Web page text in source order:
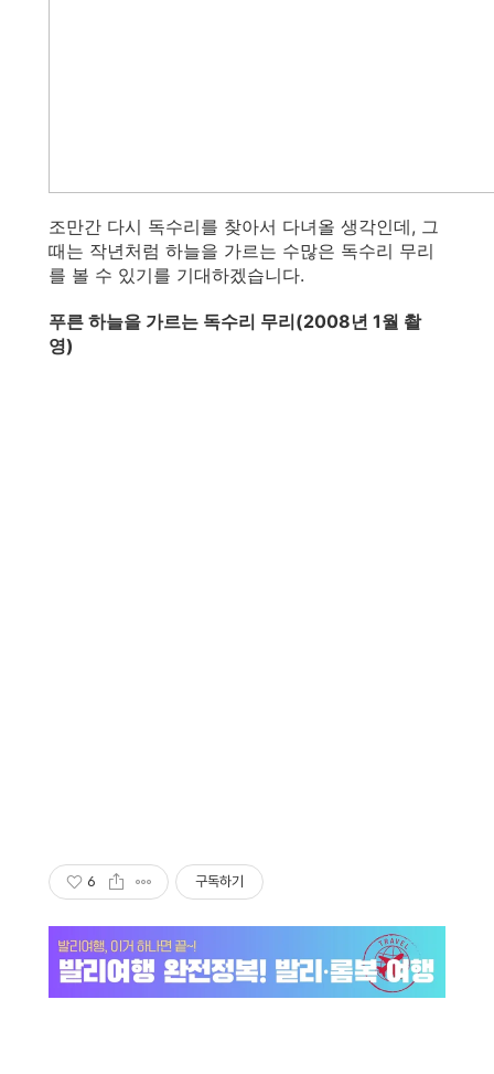
조만간 다시 독수리를 찾아서 다녀올 생각인데, 그
때는 작년처럼 하늘을 가르는 수많은 독수리 무리
를 볼 수 있기를 기대하겠습니다.
푸른 하늘을 가르는 독수리 무리(2008년 1월 촬
영)
6 구독하기